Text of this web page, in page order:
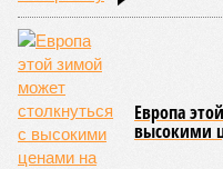
Европа
высокими